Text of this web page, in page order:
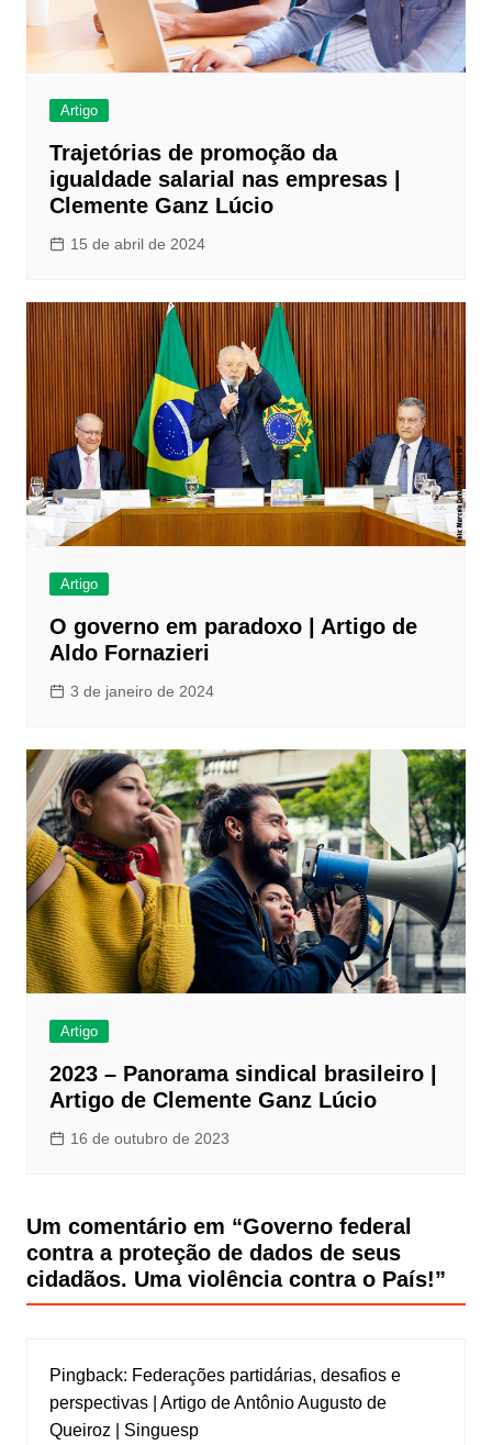
Artigo
Trajetórias de promoção da
igualdade salarial nas empresas |
Clemente Ganz Lúcio
15 de abril de 2024
Artigo
O governo em paradoxo | Artigo de
Aldo Fornazieri
3 de janeiro de 2024
Artigo
2023 – Panorama sindical brasileiro |
Artigo de Clemente Ganz Lúcio
16 de outubro de 2023
Um comentário em “Governo federal
contra a proteção de dados de seus
cidadãos. Uma violência contra o País!”
Pingback: Federações partidárias, desafios e
perspectivas | Artigo de Antônio Augusto de
Queiroz | Singuesp